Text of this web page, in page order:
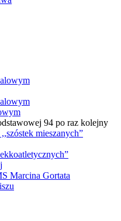
94 po raz kolejny
mieszanych”
Marcina Gortata